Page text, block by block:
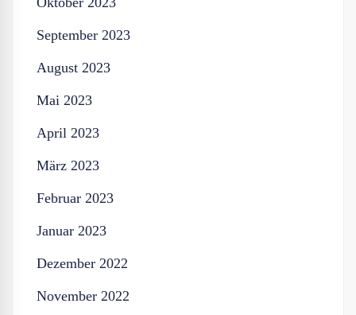
September 2023
August 2023
Mai 2023
April 2023
März 2023
Februar 2023
Januar 2023
Dezember 2022
November 2022